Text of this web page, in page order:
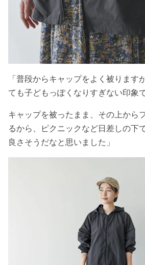
「普段からキャップをよく被ります
ても子どもっぽくなりすぎない印象で
キャップを被ったまま、その上から
るから、ピクニックなど日差しの下
良さそうだなと思いました」